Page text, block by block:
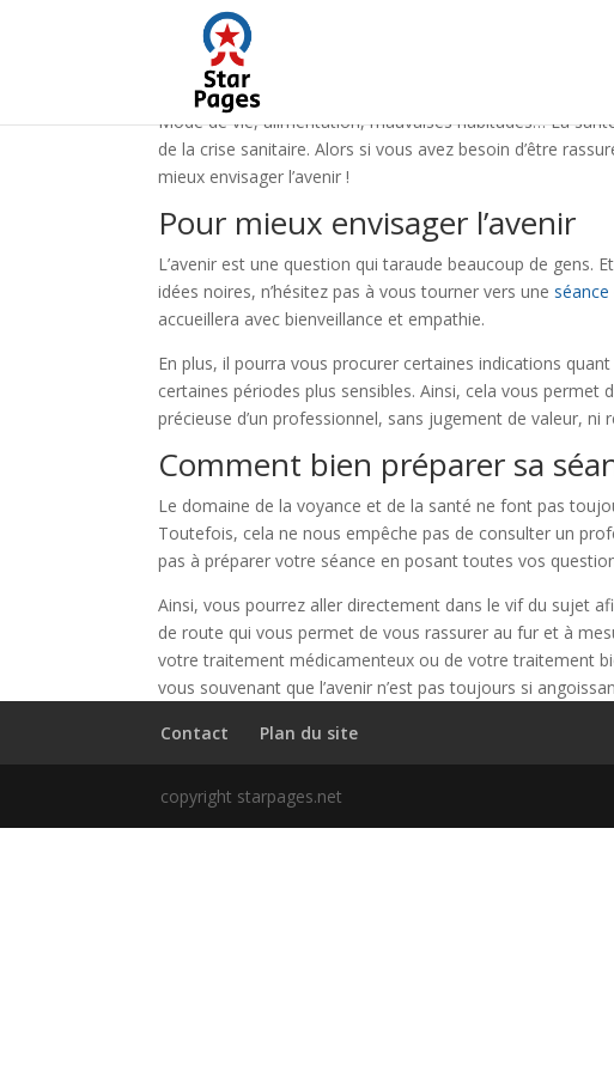
Mode de vie, alimentation, mauvaises habitudes… La
de la crise sanitaire. Alors si vous avez besoin d’être
mieux envisager l’avenir !
Pour mieux envisager l’avenir
L’avenir est une question qui taraude beaucoup de gens.
idées noires, n’hésitez pas à vous tourner vers une
accueillera avec bienveillance et empathie.
En plus, il pourra vous procurer certaines indications
certaines périodes plus sensibles. Ainsi, cela vous
précieuse d’un professionnel, sans jugement de valeur, ni
Comment bien préparer sa
Le domaine de la voyance et de la santé ne font pas
Toutefois, cela ne nous empêche pas de consulter un
pas à préparer votre séance en posant toutes vos
Ainsi, vous pourrez aller directement dans le vif du sujet
de route qui vous permet de vous rassurer au fur et à
votre traitement médicamenteux ou de votre traitement
vous souvenant que l’avenir n’est pas toujours si
Contact
Plan du site
copyright starpages.net